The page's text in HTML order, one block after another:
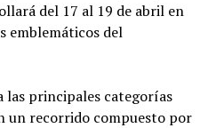
del 17 al 19 de abril en
emblemáticos del
las principales categorías
un recorrido compuesto por